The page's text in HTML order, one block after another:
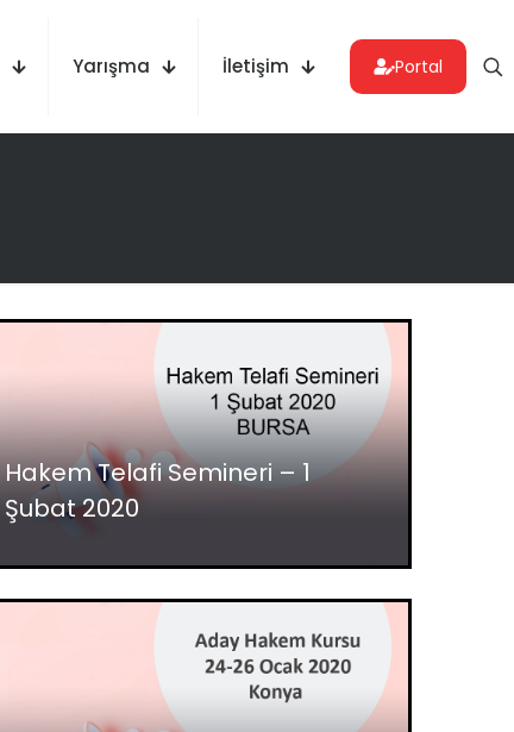
Yarışma İletişim Portal
Hakem Telafi Semineri – 1
Şubat 2020